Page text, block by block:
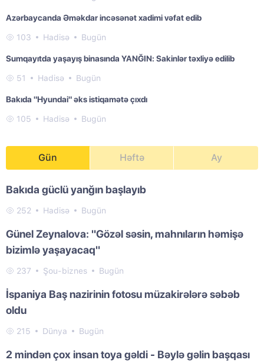
Azərbaycanda Əməkdar incəsənət xadimi vəfat edib
103 Hadisə Bugün
Sumqayıtda yaşayış binasında YANĞIN: Sakinlər təxliyə edilib
51 Hadisə Bugün
Bakıda "Hyundai" əks istiqamətə çıxdı
105 Hadisə Bugün
Gün Həftə Ay
Bakıda güclü yanğın başlayıb
252 Hadisə Bugün
Günel Zeynalova: "Gözəl səsin, mahnıların həmişə
bizimlə yaşayacaq"
237 Şou-biznes Bugün
İspaniya Baş nazirinin fotosu müzakirələrə səbəb
oldu
215 Dünya Bugün
2 mindən çox insan toya gəldi - Bəylə gəlin başqası